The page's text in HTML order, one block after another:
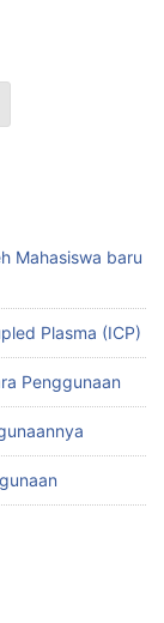
Mahasiswa baru
Plasma (ICP)
Penggunaan